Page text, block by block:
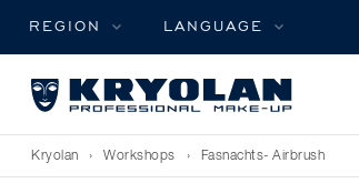
REGION LANGUAGE
Kryolan › Workshops › Fasnachts- Airbrush